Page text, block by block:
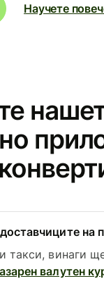
Научете
на
такси, винаги
валутен